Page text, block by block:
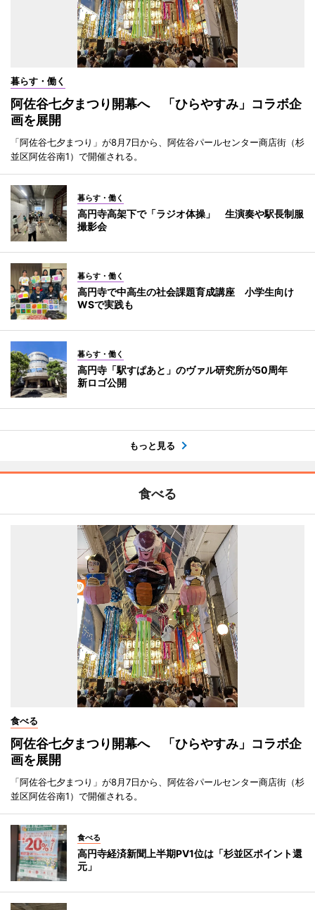
暮らす・働く
阿佐谷七夕まつり開幕へ 「ひらやすみ」コラボ企
画を展開
「阿佐谷七夕まつり」が8月7日から、阿佐谷パールセンター商店街（杉
並区阿佐谷南1）で開催される。
暮らす・働く
高円寺高架下で「ラジオ体操」 生演奏や駅長制服
撮影会
暮らす・働く
高円寺で中高生の社会課題育成講座 小学生向け
WSで実践も
暮らす・働く
高円寺「駅すぱあと」のヴァル研究所が50周年
新ロゴ公開
もっと見る
食べる
食べる
阿佐谷七夕まつり開幕へ 「ひらやすみ」コラボ企
画を展開
「阿佐谷七夕まつり」が8月7日から、阿佐谷パールセンター商店街（杉
並区阿佐谷南1）で開催される。
食べる
高円寺経済新聞上半期PV1位は「杉並区ポイント還
元」